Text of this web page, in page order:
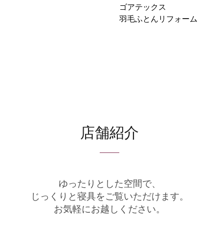
ゴアテックス
羽毛ふとんリフォーム
店舗紹介
ゆったりとした空間で、
じっくりと寝具をご覧いただけます。
お気軽にお越しください。